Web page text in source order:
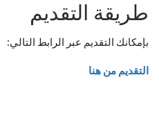
طريقة التقديم
بإمكانك التقديم عبر الرابط التالي:
التقديم من هنا